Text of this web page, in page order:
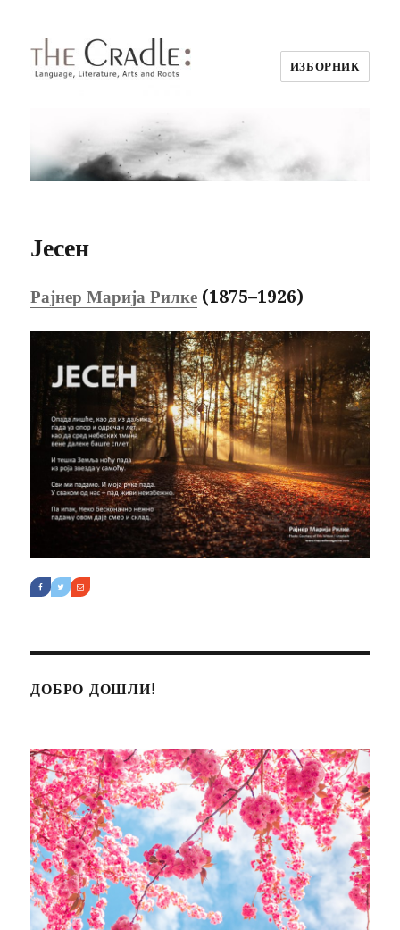
ИЗБОРНИК
Јесен
Рајнер Марија Рилке (1875–1926)
ДОБРО ДОШЛИ!